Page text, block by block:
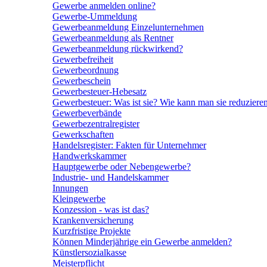
Gewerbe anmelden online?
Gewerbe-Ummeldung
Gewerbeanmeldung Einzelunternehmen
Gewerbeanmeldung als Rentner
Gewerbeanmeldung rückwirkend?
Gewerbefreiheit
Gewerbeordnung
Gewerbeschein
Gewerbesteuer-Hebesatz
Gewerbesteuer: Was ist sie? Wie kann man sie
Gewerbeverbände
Gewerbezentralregister
Gewerkschaften
Handelsregister: Fakten für Unternehmer
Handwerkskammer
Hauptgewerbe oder Nebengewerbe?
Industrie- und Handelskammer
Innungen
Kleingewerbe
Konzession - was ist das?
Krankenversicherung
Kurzfristige Projekte
Können Minderjährige ein Gewerbe anmelden?
Künstlersozialkasse
Meisterpflicht